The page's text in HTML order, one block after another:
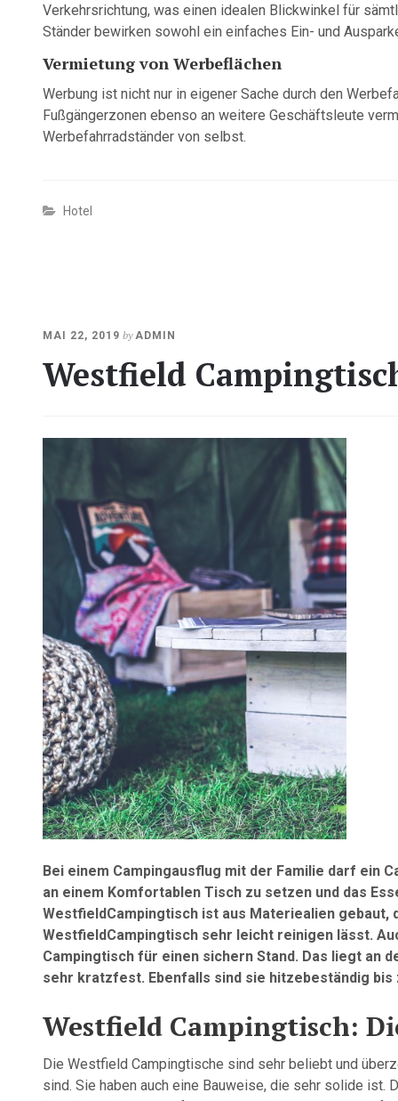
Verkehrsrichtung, was einen idealen Blickwinkel für
Ständer bewirken sowohl ein einfaches Ein- und
Vermietung von Werbeflächen
Werbung ist nicht nur in eigener Sache durch den
Fußgängerzonen ebenso an weitere Geschäftsleute
Werbefahrradständer von selbst.
Hotel
MAI 22, 2019 MAI
2021
byADMIN
Westfield
Bei einem Campingausflug mit der Familie darf ein
an einem Komfortablen Tisch zu setzen und das
WestfieldCampingtisch ist aus Materiealien
WestfieldCampingtisch sehr leicht reinigen lässt.
Campingtisch für einen sichern Stand. Das liegt an
sehr kratzfest. Ebenfalls sind sie hitzebeständig bis
Westfield Campingtisch:
Die Westfield Campingtische sind sehr beliebt und
sind. Sie haben auch eine Bauweise, die sehr solide